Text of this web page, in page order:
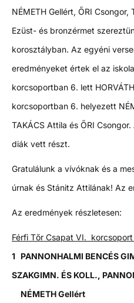
NÉMETH Gellért, ŐRI
Ezüst- és bronzérmet
korosztályban. Az egyéni
eredményeket értek el az
korcsoportban 6. lett
korcsoportban 6. helyezett
TAKÁCS Attila és ŐRI
diák vett részt.
Gratulálunk a vívóknak és a
úrnak és Stánitz Attilának! Az
Az eredmények részletesen:
Férfi Tőr Csapat VI.
1 PANNONHALMI BENCÉS
SZAKGIMN. ÉS KOLL.,
NÉMETH Gellért